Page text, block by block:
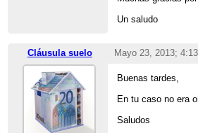
Un saludo
Cláusula suelo Mayo 23, 2013;
Buenas tardes,
En tu caso no era
Saludos